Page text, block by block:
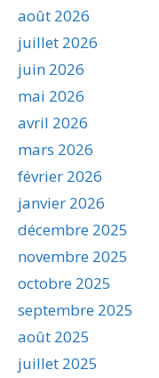
août 2026
juillet 2026
juin 2026
mai 2026
avril 2026
mars 2026
février 2026
janvier 2026
décembre 2025
novembre 2025
octobre 2025
septembre 2025
août 2025
juillet 2025